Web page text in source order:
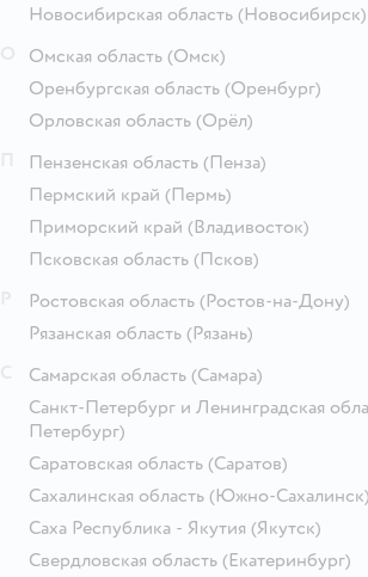
Новосибирская область (Новосибирск)
Омская область (Омск)
Оренбургская область (Оренбург)
Орловская область (Орёл)
Пензенская область (Пенза)
Пермский край (Пермь)
Приморский край (Владивосток)
Псковская область (Псков)
Ростовская область (Ростов-на-Дону)
Рязанская область (Рязань)
Самарская область (Самара)
Санкт-Петербург и Ленинградская
Петербург)
Саратовская область (Саратов)
Сахалинская область (Южно-Сахалинск)
Саха Республика - Якутия (Якутск)
Свердловская область (Екатеринбург)